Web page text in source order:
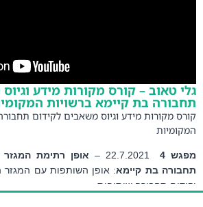
טאוב – קורס מקורות מידע וגיוס
בת קיימא ברשויות המקומיות
מקורות מידע וגיוס משאבים לקידום תחבורה בת
4
22.7.2021 –
בת קיימא
תחבורה שיתופית